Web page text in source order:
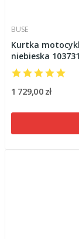
BUSE
Kurtka
niebieska 103731
1 729,00 zł